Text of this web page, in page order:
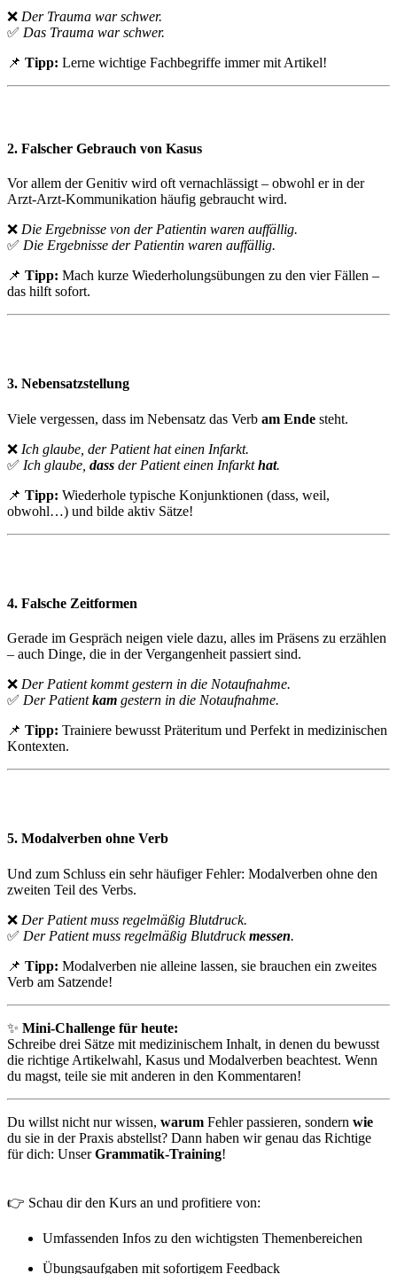
❌ Der Trauma war schwer.
✅ Das Trauma war schwer.
📌 Tipp: Lerne wichtige Fachbegriffe immer mit Artikel!
2. Falscher Gebrauch von Kasus
Vor allem der Genitiv wird oft vernachlässigt – obwohl er in der
Arzt-Arzt-Kommunikation häufig gebraucht wird.
❌ Die Ergebnisse von der Patientin waren auffällig.
✅ Die Ergebnisse der Patientin waren auffällig.
📌 Tipp: Mach kurze Wiederholungsübungen zu den vier Fällen –
das hilft sofort.
3. Nebensatzstellung
Viele vergessen, dass im Nebensatz das Verb am Ende steht.
❌ Ich glaube, der Patient hat einen Infarkt.
✅ Ich glaube, dass der Patient einen Infarkthat.
📌 Tipp: Wiederhole typische Konjunktionen (dass, weil,
obwohl…) und bilde aktiv Sätze!
4. Falsche Zeitformen
Gerade im Gespräch neigen viele dazu, alles im Präsens zu erzählen
– auch Dinge, die in der Vergangenheit passiert sind.
❌ Der Patient kommt gestern in die Notaufnahme.
✅ Der Patientkam gestern in die Notaufnahme.
📌 Tipp: Trainiere bewusst Präteritum und Perfekt in medizinischen
Kontexten.
5. Modalverben ohne Verb
Und zum Schluss ein sehr häufiger Fehler: Modalverben ohne den
zweiten Teil des Verbs.
❌ Der Patient muss regelmäßig Blutdruck.
✅ Der Patient muss regelmäßig Blutdruckmessen.
📌 Tipp: Modalverben nie alleine lassen, sie brauchen ein zweites
Verb am Satzende!
✨ Mini-Challenge für heute:
Schreibe drei Sätze mit medizinischem Inhalt, in denen du bewusst
die richtige Artikelwahl, Kasus und Modalverben beachtest. Wenn
du magst, teile sie mit anderen in den Kommentaren!
Du willst nicht nur wissen, warum Fehler passieren, sondern wie
du sie in der Praxis abstellst? Dann haben wir genau das Richtige
für dich: UnserGrammatik-Training!
👉 Schau dir den Kurs an und profitiere von:
Umfassenden Infos zu den wichtigsten Themenbereichen
Übungsaufgaben mit sofortigem Feedback